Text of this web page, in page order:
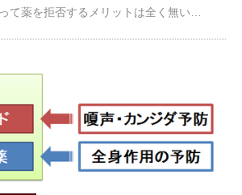
て薬を拒否するメリットは全く無い…